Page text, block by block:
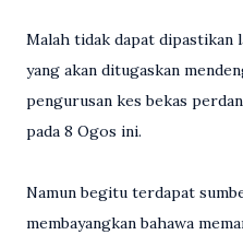
Malah tidak dapat dipastikan
yang akan ditugaskan
pengurusan kes bekas
pada 8 Ogos ini.
Namun begitu terdapat
membayangkan bahawa